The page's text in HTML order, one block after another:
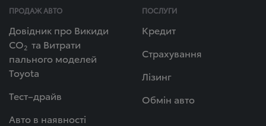
ПРОДАЖ АВТО
Довідник про Викиди
СО2 та Витрати
пального моделей
Toyota
Тест–драйв
Авто в наявності
ПОСЛУГИ
Кредит
Страхування
Лізинг
Обмін авто